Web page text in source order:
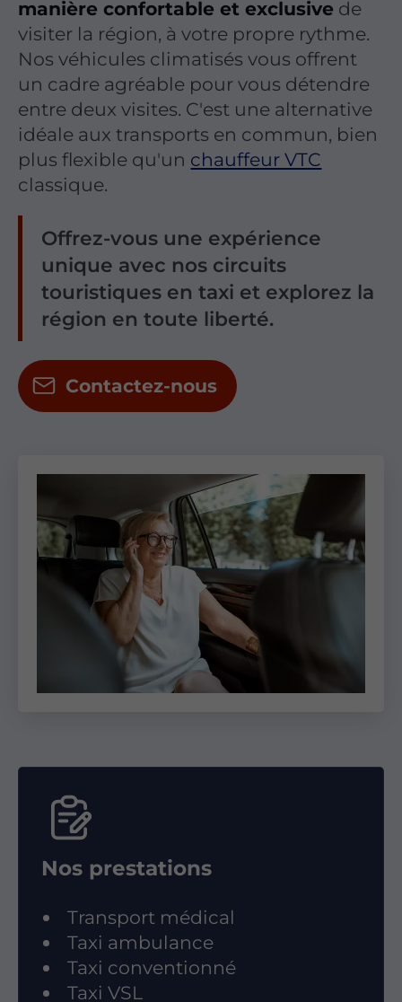
manière confortable et exclusive de
visiter la région, à votre propre rythme.
Nos véhicules climatisés vous offrent
un cadre agréable pour vous détendre
entre deux visites. C'est une alternative
idéale aux transports en commun, bien
plus flexible qu'un chauffeur VTC
classique.
Offrez-vous une expérience
unique avec nos circuits
touristiques en taxi et explorez la
région en toute liberté.
Contactez-nous
Nos prestations
Transport médical
Taxi ambulance
Taxi conventionné
Taxi VSL